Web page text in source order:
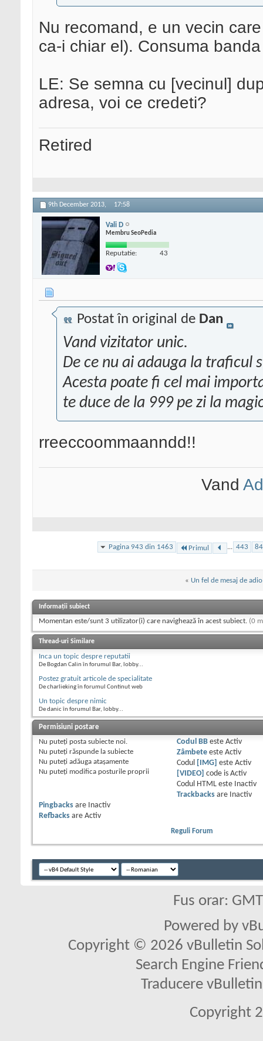
Nu recomand, e un vecin
ca-i chiar el). Consuma
LE: Se semna cu [vecinul]
adresa, voi ce credeti?
Retired
9th December 2013, 17:58
Vali D
Membru SeoPedia
Reputatie: 43
Postat în original de Dan
Vand vizitator unic.
De ce nu ai adauga la traficul
Acesta poate fi cel mai
te duce de la 999 pe zi la
rreeccoommaanndd!!
Vand
Pagina 943 din 1463 Primul ... 443
« Un fel de mesaj de adio
Informații subiect
Momentan este/sunt 3 utilizator(i) care navighează în acest subiect. (0
Thread-uri Similare
Inca un topic despre reputatii
De Bogdan Calin în forumul Bar, lobby...
Postez gratuit articole de specialitate
De charlieking în forumul Continut web
Un topic despre nimic
De danic în forumul Bar, lobby...
Permisiuni postare
Nu puteţi posta subiecte noi.
Nu puteţi răspunde la subiecte
Nu puteţi adăuga ataşamente
Nu puteţi modifica posturile proprii
Codul BBeste Activ
Zâmbeteeste Activ
Codul
[IMG] este Activ
[VIDEO] code is Activ
Codul HTML este
Inactiv
Trackbacksare
Inactiv
Pingbacks are
Inactiv
Refbacks are Activ
Reguli Forum
Fus orar:
Powered by
Copyright © 2026 vBulletin
Search Engine
Traducere
Copyright